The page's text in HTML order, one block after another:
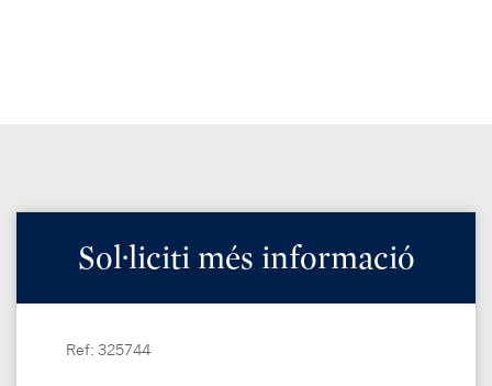
Sol·liciti més informació
Ref: 325744